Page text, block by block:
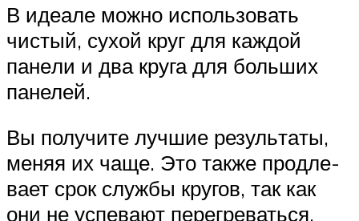
В иде­а­ле мож­но исполь­зо­вать
чистый, сухой круг для каж­дой
пане­ли и два кру­га для боль­ших
панелей.
Вы полу­чи­те луч­шие резуль­та­ты,
меняя их чаще. Это так­же про­дле­
ва­ет срок служ­бы кру­гов, так как
они не успе­ва­ют пере­гре­вать­ся.